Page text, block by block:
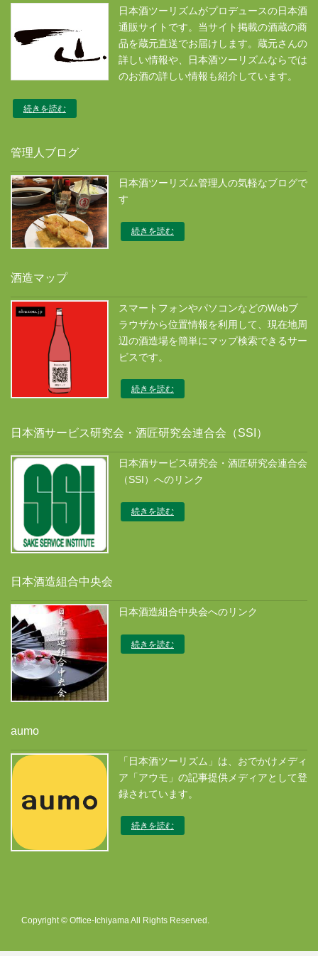
日本酒ツーリズムがプロデュースの日本酒
通販サイトです。当サイト掲載の酒蔵の商
品を蔵元直送でお届けします。蔵元さんの
詳しい情報や、日本酒ツーリズムならでは
のお酒の詳しい情報も紹介しています。
続きを読む
管理人ブログ
日本酒ツーリズム管理人の気軽なブログで
す
続きを読む
酒造マップ
スマートフォンやパソコンなどのWebブ
ラウザから位置情報を利用して、現在地周
辺の酒造場を簡単にマップ検索できるサー
ビスです。
続きを読む
日本酒サービス研究会・酒匠研究会連合会（SSI）
日本酒サービス研究会・酒匠研究会連合会
（SSI）へのリンク
続きを読む
日本酒造組合中央会
日本酒造組合中央会へのリンク
続きを読む
aumo
「日本酒ツーリズム」は、おでかけメディ
ア「アウモ」の記事提供メディアとして登
録されています。
続きを読む
Copyright © Office-Ichiyama All Rights Reserved.